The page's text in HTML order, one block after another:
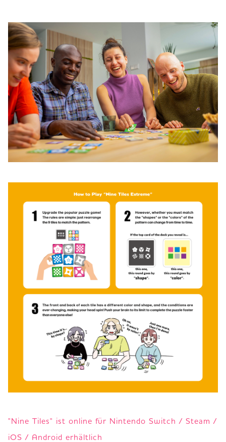
"Nine Tiles" ist online für Nintendo Switch / Steam /
iOS / Android erhältlich